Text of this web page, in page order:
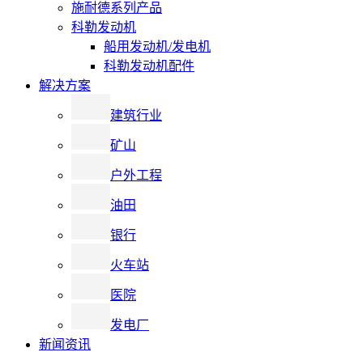
施耐德系列产品
科勒发动机
船用发动机/发电机
科勒发动机配件
解决方案
建筑行业
矿山
户外工程
油田
银行
火车站
医院
发电厂
新闻资讯